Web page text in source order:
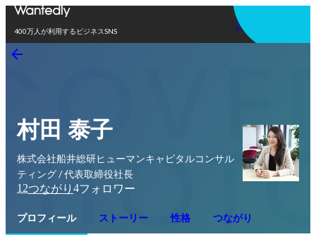
400万人が利用するビジネスSNS
アプリを使う
村田 泰子
株式会社船井総研ヒューマンキャピタルコンサル
ティング / 代表取締役社長
12つながり 4フォロワー
プロフィール ストーリー 性格 つながり